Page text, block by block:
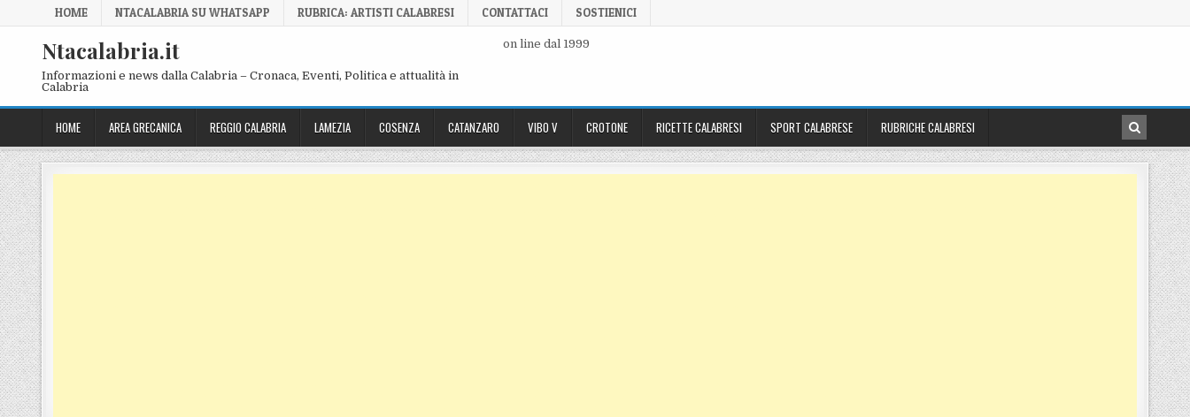
Skip to content
HOME NTACALABRIA SU WHATSAPP RUBRICA: ARTISTI CALABRESI CONTATTACI SOSTIENICI
Ntacalabria.it
Informazioni e news dalla Calabria – Cronaca, Eventi, Politica e attualità in
Calabria
on line dal 1999
HOME AREA GRECANICA REGGIO CALABRIA LAMEZIA COSENZA CATANZARO VIBO V CROTONE RICETTE CALABRESI SPORT CALABRESE RUBRICHE CALABRESI